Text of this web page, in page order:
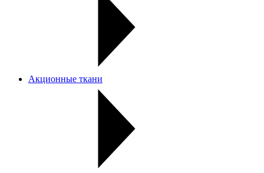
Акционные ткани